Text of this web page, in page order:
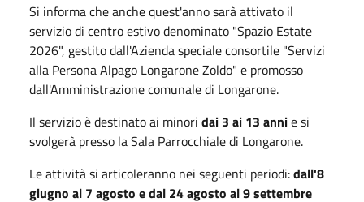
Si informa che anche quest'anno sarà attivato il
servizio di centro estivo denominato "Spazio Estate
2026", gestito dall'Azienda speciale consortile "Servizi
alla Persona Alpago Longarone Zoldo" e promosso
dall'Amministrazione comunale di Longarone.
Il servizio è destinato ai minori dai 3 ai 13 annie si
svolgerà presso la Sala Parrocchiale di Longarone.
Le attività si articoleranno nei seguenti periodi:dall'8
giugno al 7 agosto e dal 24 agosto al 9 settembre